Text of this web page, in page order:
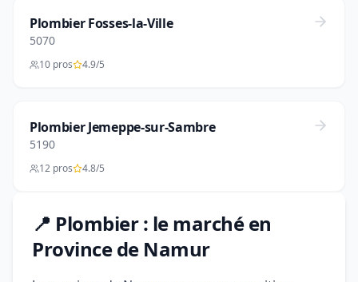
Plombier Fosses-la-Ville
5070
10 pros 4.9/5
Plombier Jemeppe-sur-Sambre
5190
12 pros 4.8/5
📍 Plombier : le marché en
Province de Namur